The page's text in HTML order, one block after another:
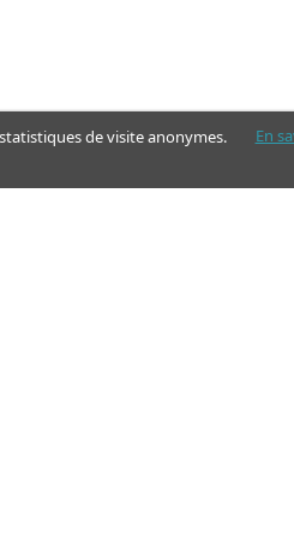
de visite anonymes. En